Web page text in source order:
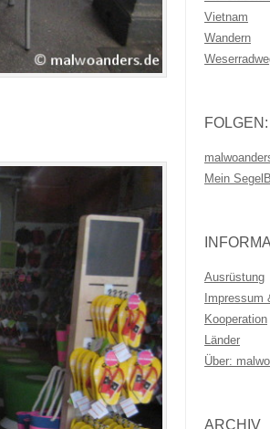
Vietnam
Wandern
FOLGEN:
Mein
Ausrüstung
Impressum
Kooperation
Länder
Über:
ARCHIV